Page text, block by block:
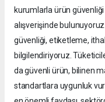
kurumlarla ürün
alışverişinde
güvenliği, etiketleme,
bilgilendiriyoruz.
da güvenli ürün, bilinen
standartlara uygunluk